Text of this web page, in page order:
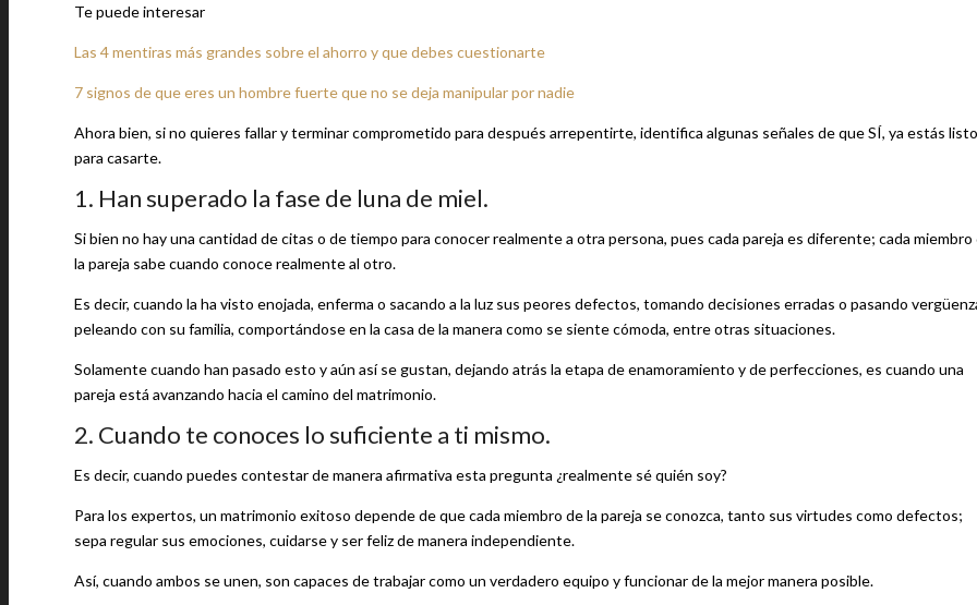
Te puede interesar
Las 4 mentiras más grandes sobre el ahorro y que debes cuestionarte
7 signos de que eres un hombre fuerte que no se deja manipular por nadie
Ahora bien, si no quieres fallar y terminar comprometido para después arrepentirte, identifica algunas señales de que SÍ, ya estás listo
para casarte.
1. Han superado la fase de luna de miel.
Si bien no hay una cantidad de citas o de tiempo para conocer realmente a otra persona, pues cada pareja es diferente; cada miembro
la pareja sabe cuando conoce realmente al otro.
Es decir, cuando la ha visto enojada, enferma o sacando a la luz sus peores defectos, tomando decisiones erradas o pasando
peleando con su familia, comportándose en la casa de la manera como se siente cómoda, entre otras situaciones.
Solamente cuando han pasado esto y aún así se gustan, dejando atrás la etapa de enamoramiento y de perfecciones, es cuando una
pareja está avanzando hacia el camino del matrimonio.
2. Cuando te conoces lo suficiente a ti mismo.
Es decir, cuando puedes contestar de manera afirmativa esta pregunta ¿realmente sé quién soy?
Para los expertos, un matrimonio exitoso depende de que cada miembro de la pareja se conozca, tanto sus virtudes como defectos;
sepa regular sus emociones, cuidarse y ser feliz de manera independiente.
Así, cuando ambos se unen, son capaces de trabajar como un verdadero equipo y funcionar de la mejor manera posible.